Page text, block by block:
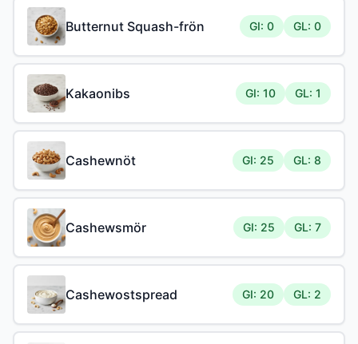
Butternut Squash-frön GI: 0 GL: 0
Kakaonibs GI: 10 GL: 1
Cashewnöt GI: 25 GL: 8
Cashewsmör GI: 25 GL: 7
Cashewostspread GI: 20 GL: 2